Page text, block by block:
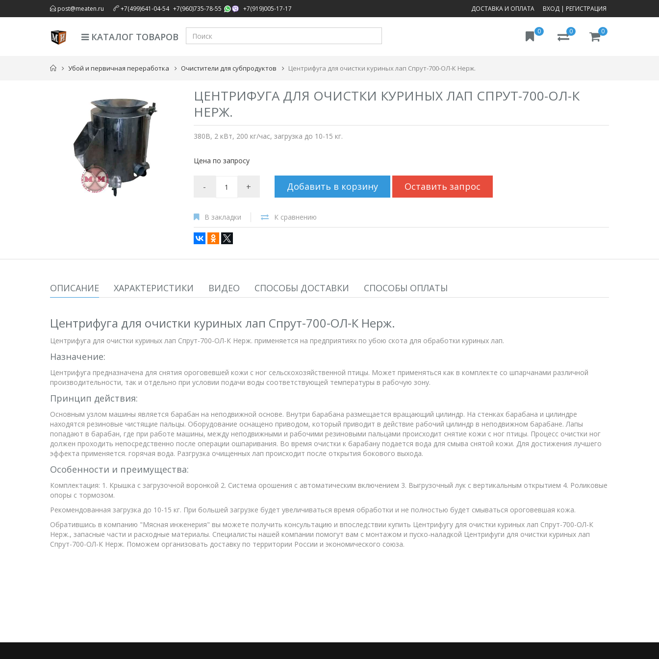
post@meaten.ru +7(499)641-04-54, +7(960)735-78-55 +7(919)005-17-17 ДОСТАВКА И ОПЛАТА ВХОД | РЕГИСТРАЦИЯ
0
0
0
КАТАЛОГ ТОВАРОВ
Убой и первичная переработка Очистители для субпродуктов Центрифуга для очистки куриных лап Спрут-700-ОЛ-К Нерж.
ЦЕНТРИФУГА ДЛЯ ОЧИСТКИ КУРИНЫХ ЛАП СПРУТ-700-ОЛ-К
НЕРЖ.
380В, 2 кВт, 200 кг/час, загрузка до 10-15 кг.
Цена по запросу
- + Добавить в корзину Оставить запрос
В закладки К сравнению
ОПИСАНИЕ ХАРАКТЕРИСТИКИ ВИДЕО СПОСОБЫ ДОСТАВКИ СПОСОБЫ ОПЛАТЫ
Центрифуга для очистки куриных лап Спрут-700-ОЛ-К Нерж.
Центрифуга для очистки куриных лап Спрут-700-ОЛ-К Нерж. применяется на предприятиях по убою скота для обработки куриных лап.
Назначение:
Центрифуга предназначена для снятия ороговевшей кожи с ног сельскохозяйственной птицы. Может применяться как в комплекте со шпарчанами различной
производительности, так и отдельно при условии подачи воды соответствующей температуры в рабочую зону.
Принцип действия:
Основным узлом машины является барабан на неподвижной основе. Внутри барабана размещается вращающий цилиндр. На стенках барабана и цилиндре
находятся резиновые чистящие пальцы. Оборудование оснащено приводом, который приводит в действие рабочий цилиндр в неподвижном барабане. Лапы
попадают в барабан, где при работе машины, между неподвижными и рабочими резиновыми пальцами происходит снятие кожи с ног птицы. Процесс очистки ног
должен проходить непосредственно после операции ошпаривания. Во время очистки к барабану подается вода для смыва снятой кожи. Для достижения лучшего
эффекта применяется. горячая вода. Разгрузка очищенных лап происходит после открытия бокового выхода.
Особенности и преимущества:
Комплектация: 1. Крышка с загрузочной воронкой 2. Система орошения с автоматическим включением 3. Выгрузочный лук с вертикальным открытием 4. Роликовые
опоры с тормозом.
Рекомендованная загрузка до 10-15 кг. При большей загрузке будет увеличиваться время обработки и не полностью будет смываться ороговевшая кожа.
Обратившись в компанию "Мясная инженерия" вы можете получить консультацию и впоследствии купить Центрифугу для очистки куриных лап Спрут-700-ОЛ-К
Нерж., запасные части и расходные материалы. Специалисты нашей компании помогут вам с монтажом и пуско-наладкой Центрифуги для очистки куриных лап
Спрут-700-ОЛ-К Нерж. Поможем организовать доставку по территории России и экономического союза.